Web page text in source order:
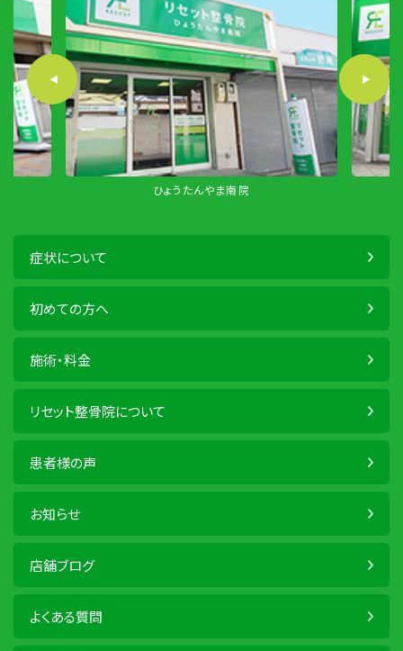
ひょうたんやま南院
症状について
初めての方へ
施術・料金
リセット整骨院について
患者様の声
お知らせ
店舗ブログ
よくある質問